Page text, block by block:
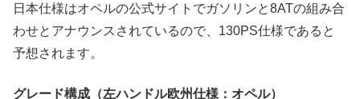
日本仕様はオペルの公式サイトでガソリンと8ATの組み合
わせとアナウンスされているので、130PS仕様であると
予想されます。
グレード構成（左ハンドル欧州仕様：オペル）